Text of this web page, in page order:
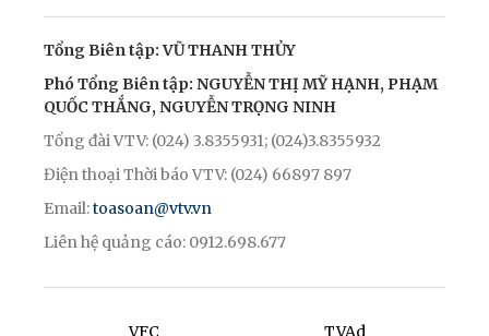
Tổng Biên tập: VŨ THANH THỦY
Phó Tổng Biên tập: NGUYỄN THỊ MỸ HẠNH, PHẠM
QUỐC THẮNG, NGUYỄN TRỌNG NINH
Tổng đài VTV: (024) 3.8355931; (024)3.8355932
Điện thoại Thời báo VTV: (024) 66897 897
Email:toasoan@vtv.vn
Liên hệ quảng cáo: 0912.698.677
VFC TVAd